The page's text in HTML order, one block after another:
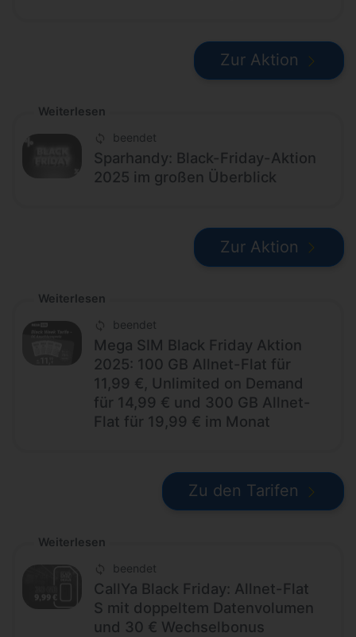
Zur Aktion
Weiterlesen
beendet
Sparhandy: Black-Friday-Aktion
2025 im großen Überblick
Zur Aktion
Weiterlesen
beendet
Mega SIM Black Friday Aktion
2025: 100 GB Allnet-Flat für
11,99 €, Unlimited on Demand
für 14,99 € und 300 GB Allnet-
Flat für 19,99 € im Monat
Zu den Tarifen
Weiterlesen
beendet
CallYa Black Friday: Allnet-Flat
S mit doppeltem Datenvolumen
und 30 € Wechselbonus